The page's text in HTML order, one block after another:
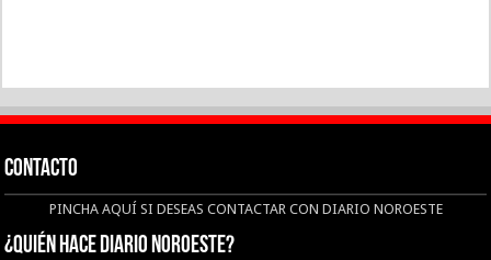
CONTACTO
PINCHA AQUÍ SI DESEAS CONTACTAR CON DIARIO NOROESTE
¿QUIÉN HACE DIARIO NOROESTE?